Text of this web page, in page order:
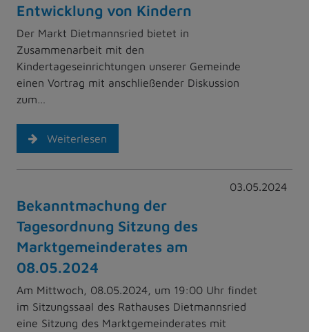
Entwicklung von Kindern
Der Markt Dietmannsried bietet in
Zusammenarbeit mit den
Kindertageseinrichtungen unserer Gemeinde
einen Vortrag mit anschließender Diskussion
zum…
Weiterlesen
03.05.2024
Bekanntmachung der
Tagesordnung Sitzung des
Marktgemeinderates am
08.05.2024
Am Mittwoch, 08.05.2024, um 19:00 Uhr findet
im Sitzungssaal des Rathauses Dietmannsried
eine Sitzung des Marktgemeinderates mit